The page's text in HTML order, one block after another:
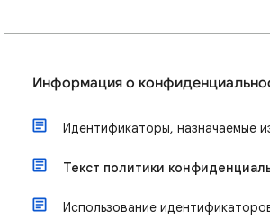
Информация о
Идентификаторы, назначаемые
Текст политики
Использование